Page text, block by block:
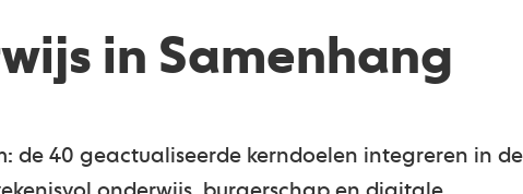
in Samenhang
de 40 geactualiseerde kerndoelen integreren in de